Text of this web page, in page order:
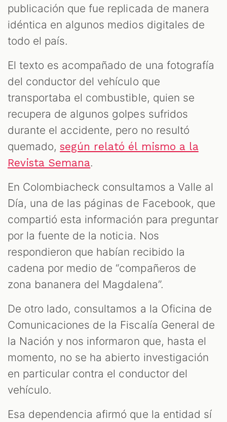
publicación que fue replicada de manera
idéntica en algunos medios digitales de
todo el país.
El texto es acompañado de una fotografía
del conductor del vehículo que
transportaba el combustible, quien se
recupera de algunos golpes sufridos
durante el accidente, pero no resultó
quemado,según relató él mismo a la
Revista Semana.
En Colombiacheck consultamos a Valle al
Día, una de las páginas de Facebook, que
compartió esta información para preguntar
por la fuente de la noticia. Nos
respondieron que habían recibido la
cadena por medio de “compañeros de
zona bananera del Magdalena”.
De otro lado, consultamos a la Oficina de
Comunicaciones de la Fiscalía General de
la Nación y nos informaron que, hasta el
momento, no se ha abierto investigación
en particular contra el conductor del
vehículo.
Esa dependencia afirmó que la entidad sí